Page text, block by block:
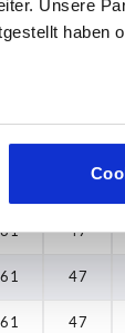
Unsere
haben
61 47
61 47
61 47